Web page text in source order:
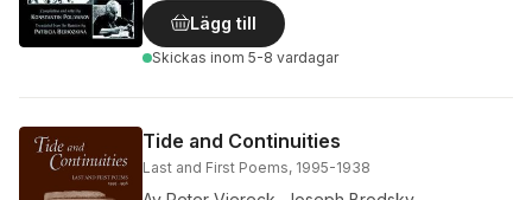
Lägg till
Skickas inom 5-8 vardagar
Tide and Continuities
Last and First Poems, 1995-1938